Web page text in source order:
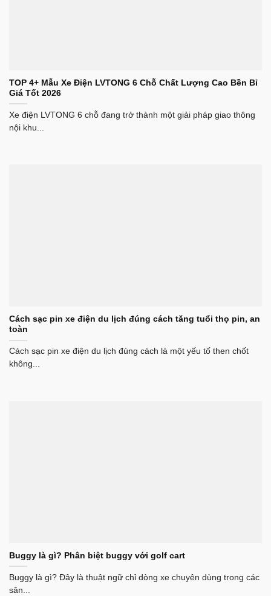
TOP 4+ Mẫu Xe Điện LVTONG 6 Chỗ Chất Lượng Cao Bền Bỉ
Giá Tốt 2026
Xe điện LVTONG 6 chỗ đang trở thành một giải pháp giao thông
nội khu...
Cách sạc pin xe điện du lịch đúng cách tăng tuổi thọ pin, an
toàn
Cách sạc pin xe điện du lịch đúng cách là một yếu tố then chốt
không...
Buggy là gì? Phân biệt buggy với golf cart
Buggy là gì? Đây là thuật ngữ chỉ dòng xe chuyên dùng trong các
sân...